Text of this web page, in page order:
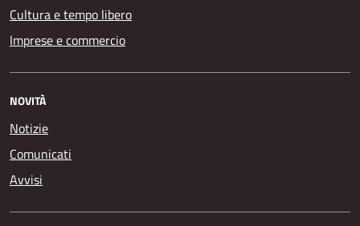
Cultura e tempo libero
Imprese e commercio
NOVITÀ
Notizie
Comunicati
Avvisi